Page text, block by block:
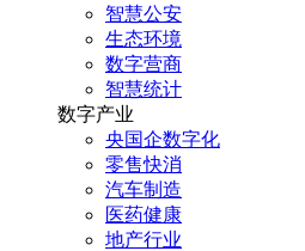
智慧公安
生态环境
数字营商
智慧统计
数字产业
央国企数字化
零售快消
汽车制造
医药健康
地产行业